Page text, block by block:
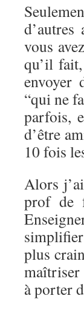
vous
qu’il
envoyer
“qui ne
parfois,
d’être
10 fois
Alors
prof de
plus
maîtriser
à porter